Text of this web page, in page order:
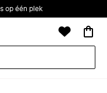
op één plek